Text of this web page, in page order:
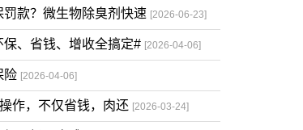
，强效除臭活菌剂一喷，[2026-07-13]
罚款？微生物除臭剂快速[2026-06-23]
保、省钱、增收全搞定#[2026-04-06]
险[2026-04-06]